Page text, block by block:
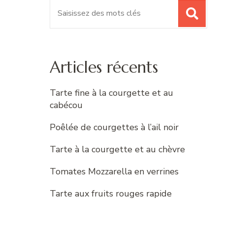
Articles récents
Tarte fine à la courgette et au
cabécou
Poêlée de courgettes à l’ail noir
Tarte à la courgette et au chèvre
Tomates Mozzarella en verrines
Tarte aux fruits rouges rapide